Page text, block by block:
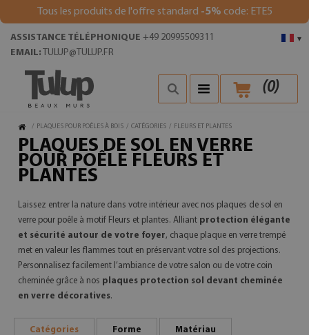
Tous les produits de l'offre standard -5% code: ETE5
▾
ASSISTANCE TÉLÉPHONIQUE +49 20995509311
EMAIL: TULUP@TULUP.FR
(0)
/ PLAQUES POUR POÊLES À BOIS / CATÉGORIES / FLEURS ET PLANTES
PLAQUES DE SOL EN VERRE
POUR POÊLE FLEURS ET
PLANTES
Laissez entrer la nature dans votre intérieur avec nos plaques de sol en
verre pour poêle à motif Fleurs et plantes. Alliant protection élégante
et sécurité autour de votre foyer, chaque plaque en verre trempé
met en valeur les flammes tout en préservant votre sol des projections.
Personnalisez facilement l’ambiance de votre salon ou de votre coin
cheminée grâce à nos plaques protection sol devant cheminée
en verre décoratives.
Catégories Forme Matériau